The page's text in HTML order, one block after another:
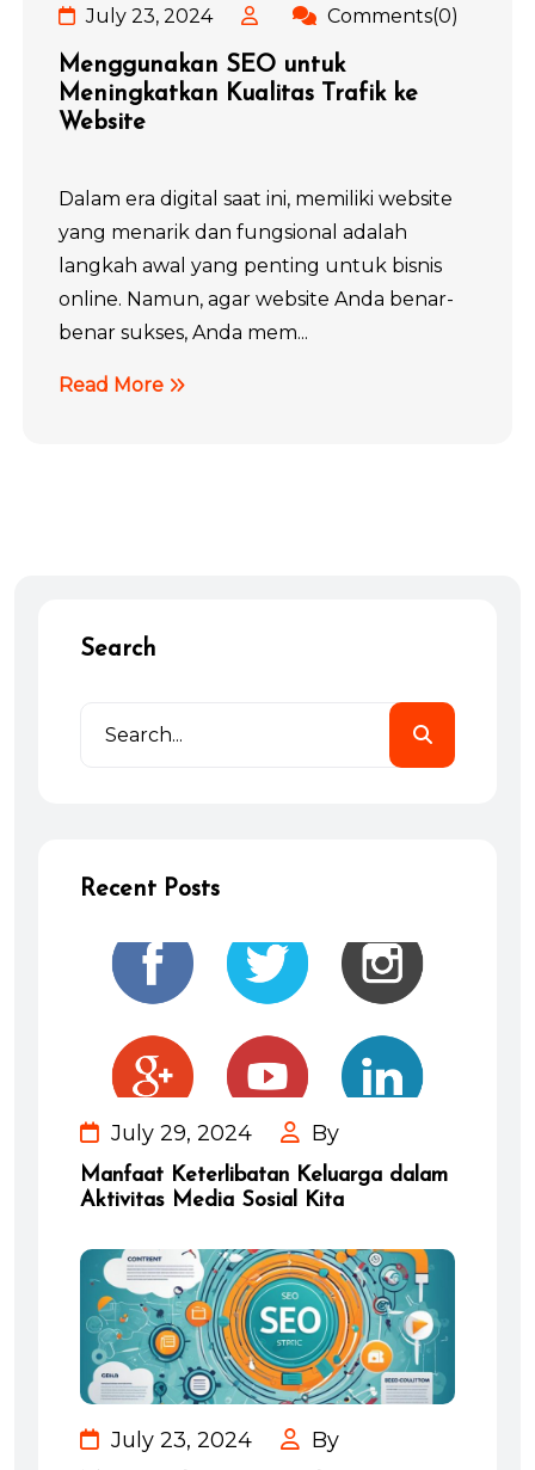
July 23, 2024 Comments(0)
Menggunakan SEO untuk
Meningkatkan Kualitas Trafik ke
Website
Dalam era digital saat ini, memiliki website
yang menarik dan fungsional adalah
langkah awal yang penting untuk bisnis
online. Namun, agar website Anda benar-
benar sukses, Anda mem...
Read More
Search
Recent Posts
July 29, 2024 By
Manfaat Keterlibatan Keluarga dalam
Aktivitas Media Sosial Kita
July 23, 2024 By